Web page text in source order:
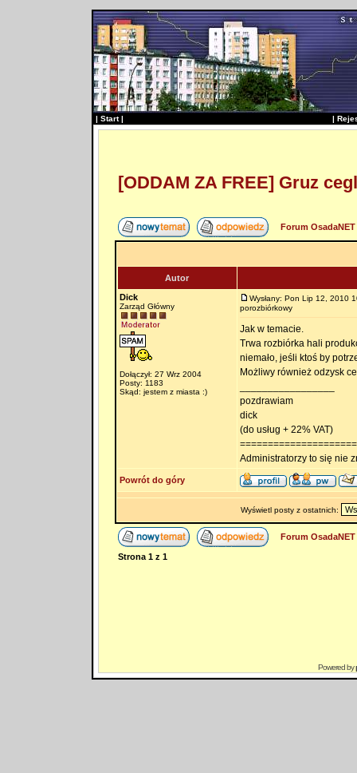
| Start| |
[ODDAM ZA FREE] Gruz
Forum
Autor
Dick
Zarząd Główny
Dołączył: 27 Wrz 2004
Posty: 1183
Skąd: jestem z miasta :)
Wysłany: Pon Lip 12, 2010
porozbiórkowy
Jak w temacie.
Trwa rozbiórka hali
niemało, jeśli ktoś by
Możliwy również odzysk
pozdrawiam
dick
(do usług + 22% VAT)
Administratorzy to się nie
Powrót do góry
Wyświetl posty z ostatnich:
Forum
Strona 1z 1
Powered by